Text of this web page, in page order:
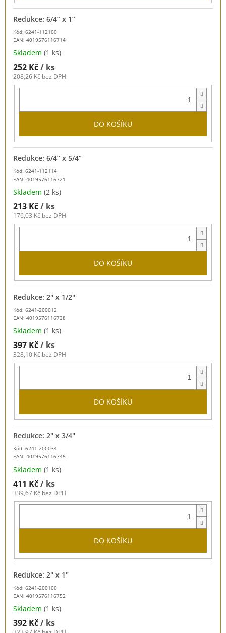
Kód: 6241-112100
EAN: 4019576116714
Redukce: 6/4” x 1”
Skladem (1 ks)
252 Kč/ ks
208,26 Kč bez DPH
DO KOŠÍKU
Kód: 6241-112114
EAN: 4019576116721
Redukce: 6/4” x 5/4”
Skladem (2 ks)
213 Kč/ ks
176,03 Kč bez DPH
DO KOŠÍKU
Kód: 6241-200012
EAN: 4019576116738
Redukce: 2" x 1/2"
Skladem (1 ks)
397 Kč/ ks
328,10 Kč bez DPH
DO KOŠÍKU
Kód: 6241-200034
EAN: 4019576116745
Redukce: 2" x 3/4"
Skladem (1 ks)
411 Kč/ ks
339,67 Kč bez DPH
DO KOŠÍKU
Kód: 6241-200100
EAN: 4019576116752
Redukce: 2" x 1"
Skladem (1 ks)
392 Kč/ ks